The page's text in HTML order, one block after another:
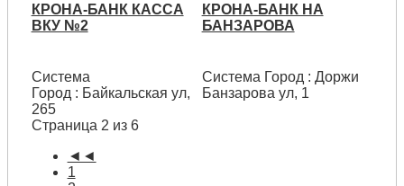
КРОНА-БАНК КАССА
ВКУ №2
Система
Город : Байкальская ул,
265
КРОНА-БАНК НА
БАНЗАРОВА
Система Город : Доржи
Банзарова ул, 1
Страница 2 из 6
◄◄
1